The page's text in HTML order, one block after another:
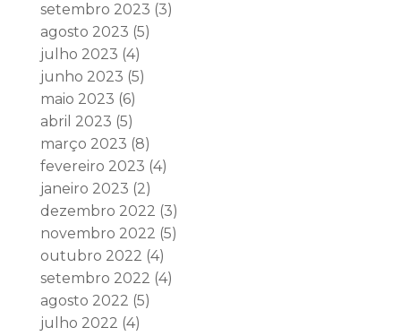
setembro 2023 (3)
agosto 2023 (5)
julho 2023 (4)
junho 2023 (5)
maio 2023 (6)
abril 2023 (5)
março 2023 (8)
fevereiro 2023 (4)
janeiro 2023 (2)
dezembro 2022 (3)
novembro 2022 (5)
outubro 2022 (4)
setembro 2022 (4)
agosto 2022 (5)
julho 2022 (4)